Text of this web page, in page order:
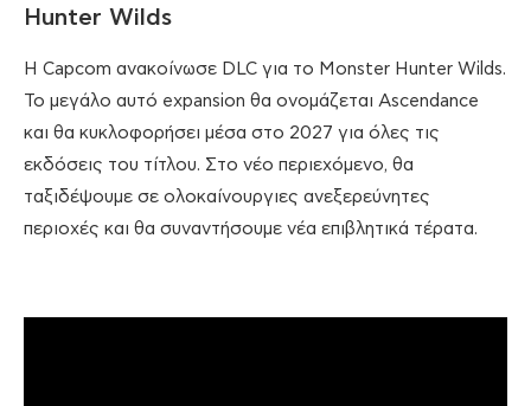
Hunter Wilds
Η Capcom ανακοίνωσε DLC για το Monster Hunter Wilds.
Το μεγάλο αυτό expansion θα ονομάζεται Ascendance
και θα κυκλοφορήσει μέσα στο 2027 για όλες τις
εκδόσεις του τίτλου. Στο νέο περιεχόμενο, θα
ταξιδέψουμε σε ολοκαίνουργιες ανεξερεύνητες
περιοχές και θα συναντήσουμε νέα επιβλητικά τέρατα.